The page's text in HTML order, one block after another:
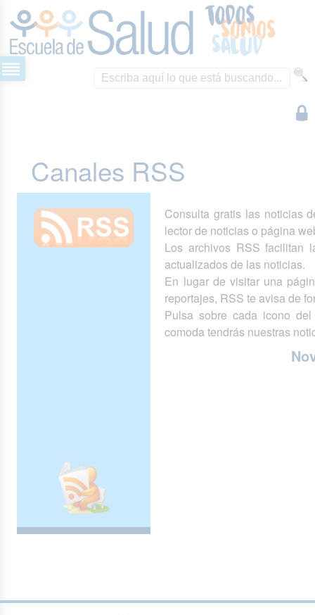
Canales RSS
Consulta gratis las noticias
lector de noticias o página
Los archivos RSS facilitan
actualizados de las noticias.
En lugar de visitar una
reportajes, RSS te avisa de
Pulsa sobre cada icono
comoda tendrás nuestras